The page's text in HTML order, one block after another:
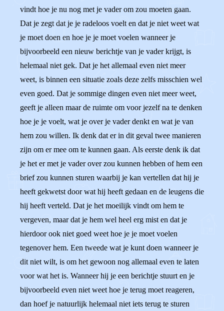
vindt hoe je nu nog met je vader om zou moeten gaan.
Dat je zegt dat je je radeloos voelt en dat je niet weet wat
je moet doen en hoe je je moet voelen wanneer je
bijvoorbeeld een nieuw berichtje van je vader krijgt, is
helemaal niet gek. Dat je het allemaal even niet meer
weet, is binnen een situatie zoals deze zelfs misschien wel
even goed. Dat je sommige dingen even niet meer weet,
geeft je alleen maar de ruimte om voor jezelf na te denken
hoe je je voelt, wat je over je vader denkt en wat je van
hem zou willen. Ik denk dat er in dit geval twee manieren
zijn om er mee om te kunnen gaan. Als eerste denk ik dat
je het er met je vader over zou kunnen hebben of hem een
brief zou kunnen sturen waarbij je kan vertellen dat hij je
heeft gekwetst door wat hij heeft gedaan en de leugens die
hij heeft verteld. Dat je het moeilijk vindt om hem te
vergeven, maar dat je hem wel heel erg mist en dat je
hierdoor ook niet goed weet hoe je je moet voelen
tegenover hem. Een tweede wat je kunt doen wanneer je
dit niet wilt, is om het gewoon nog allemaal even te laten
voor wat het is. Wanneer hij je een berichtje stuurt en je
bijvoorbeeld even niet weet hoe je terug moet reageren,
dan hoef je natuurlijk helemaal niet iets terug te sturen